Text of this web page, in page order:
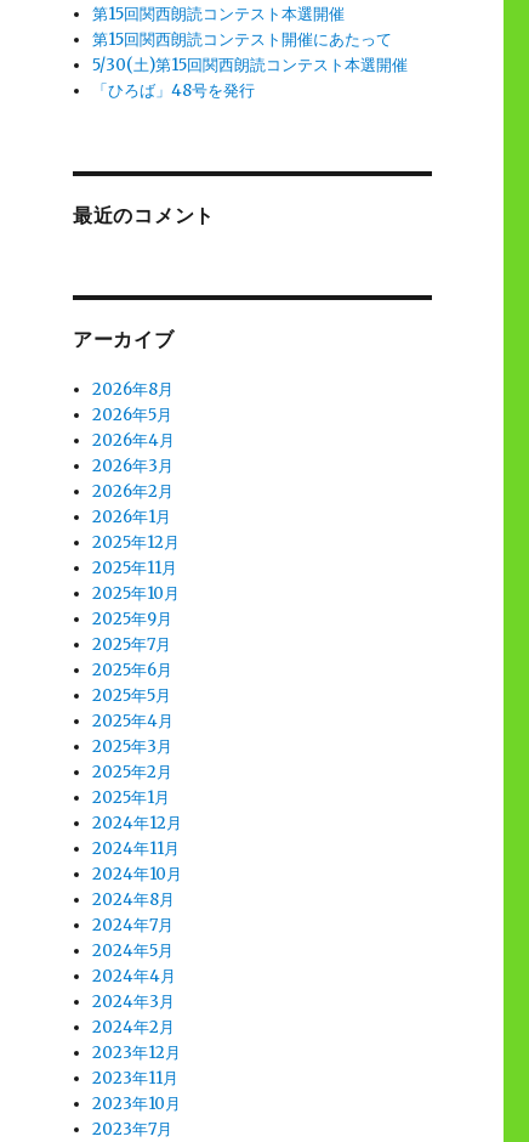
第15回関西朗読コンテスト本選開催
第15回関西朗読コンテスト開催にあたって
5/30(土)第15回関西朗読コンテスト本選開催
「ひろば」48号を発行
最近のコメント
アーカイブ
2026年8月
2026年5月
2026年4月
2026年3月
2026年2月
2026年1月
2025年12月
2025年11月
2025年10月
2025年9月
2025年7月
2025年6月
2025年5月
2025年4月
2025年3月
2025年2月
2025年1月
2024年12月
2024年11月
2024年10月
2024年8月
2024年7月
2024年5月
2024年4月
2024年3月
2024年2月
2023年12月
2023年11月
2023年10月
2023年7月